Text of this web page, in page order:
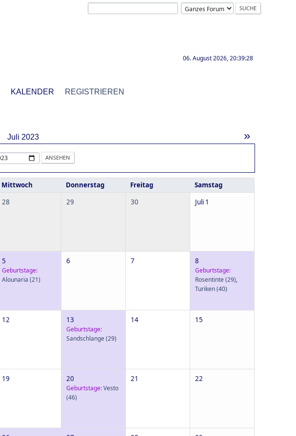
06. August 2026, 20:39:28
KALENDER REGISTRIEREN
»
Juli 2023
Mittwoch Donnerstag Freitag Samstag
28 29 30 Juli 1
5
Geburtstage:
Alounaria (21)
6 7 8
Geburtstage:
Rosentinte(29),
Turiken(40)
12 13
Geburtstage:
Sandschlange(29)
14 15
19 20
Geburtstage:Vesto
(46)
21 22